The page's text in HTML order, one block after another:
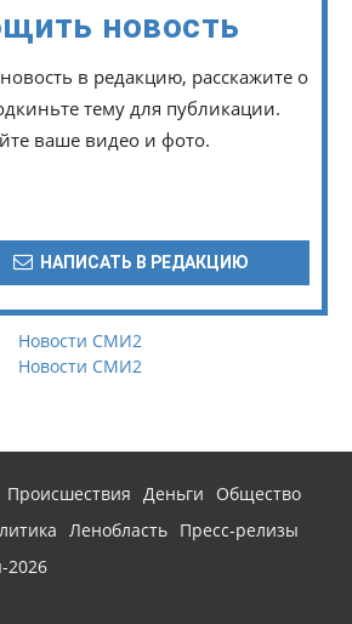
новость
в редакцию, расскажите о
тему для публикации.
ваше видео и фото.
НАПИСАТЬ В РЕДАКЦИЮ
Новости СМИ2
Новости СМИ2
Происшествия Деньги
Общество
Ленобласть Пресс-релизы
2026